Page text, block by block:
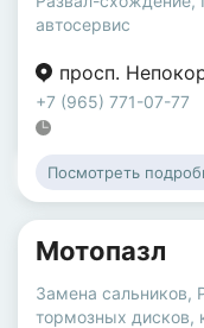
автосервис
просп.
+7 (965) 771-07-77
Посмотреть
Мотопазл
Замена сальников,
тормозных дисков,